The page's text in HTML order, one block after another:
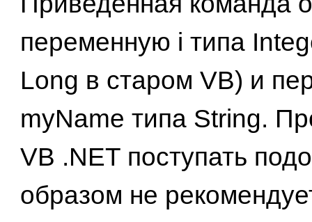
переменную i типа
Long в старом VB) и
myName типа String.
VB .NET поступать
образом не